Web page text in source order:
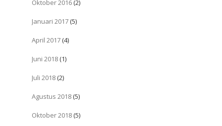
Oktober 2016 (2)
Januari 2017 (5)
April 2017 (4)
Juni 2018 (1)
Juli 2018 (2)
Agustus 2018 (5)
Oktober 2018 (5)